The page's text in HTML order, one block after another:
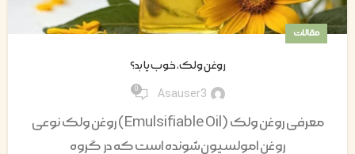
مقالات
روغن ولک، خوب یا بد؟
Asauser3
0
معرفی روغن ولک (Emulsifiable Oil) روغن ولک نوعی
روغن امولسیون‌شونده است که در گروه